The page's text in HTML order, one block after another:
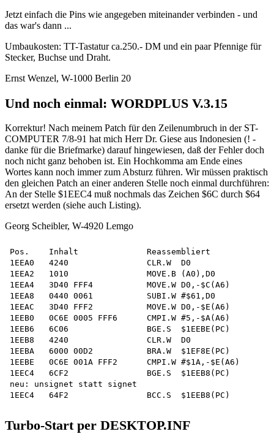
Jetzt einfach die Pins wie angegeben miteinander verbinden - und
das war's dann ...
Umbaukosten: TT-Tastatur ca.250.- DM und ein paar Pfennige für
Stecker, Buchse und Draht.
Ernst Wenzel, W-1000 Berlin 20
Und noch einmal: WORDPLUS V.3.15
Korrektur! Nach meinem Patch für den Zeilenumbruch in der ST-
COMPUTER 7/8-91 hat mich Herr Dr. Giese aus Indonesien (! -
danke für die Briefmarke) darauf hingewiesen, daß der Fehler doch
noch nicht ganz behoben ist. Ein Hochkomma am Ende eines
Wortes kann noch immer zum Absturz führen. Wir müssen praktisch
den gleichen Patch an einer anderen Stelle noch einmal durchführen:
An der Stelle $1EEC4 muß nochmals das Zeichen $6C durch $64
ersetzt werden (siehe auch Listing).
Georg Scheibler, W-4920 Lemgo
Pos.    Inhalt              Reassembliert
1EEA0   4240                CLR.W  D0
1EEA2   1010                MOVE.B (A0),D0
1EEA4   3D40 FFF4           MOVE.W D0,-$C(A6)
1EEA8   0440 0061           SUBI.W #$61,D0
1EEAC   3D40 FFF2           MOVE.W D0,-$E(A6)
1EEB0   0C6E 0005 FFF6      CMPI.W #5,-$A(A6)
1EEB6   6C06                BGE.S  $1EEBE(PC)
1EEB8   4240                CLR.W  D0
1EEBA   6000 00D2           BRA.W  $1EF8E(PC)
1EEBE   0C6E 001A FFF2      CMPI.W #$1A,-$E(A6)
1EEC4   6CF2                BGE.S  $1EEB8(PC)
neu: unsignet statt signet
Turbo-Start per DESKTOP.INF